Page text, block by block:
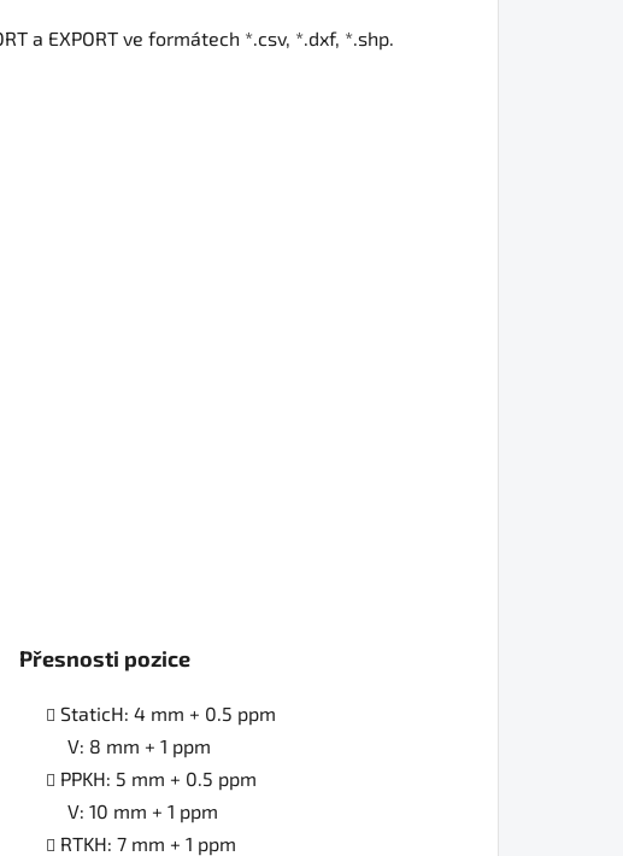
a EXPORT ve formátech *.csv, *.dxf, *.shp.
Přesnosti pozice
StaticH: 4 mm + 0.5 ppm
V: 8 mm + 1 ppm
PPKH: 5 mm + 0.5 ppm
V: 10 mm + 1 ppm
RTKH: 7 mm + 1 ppm